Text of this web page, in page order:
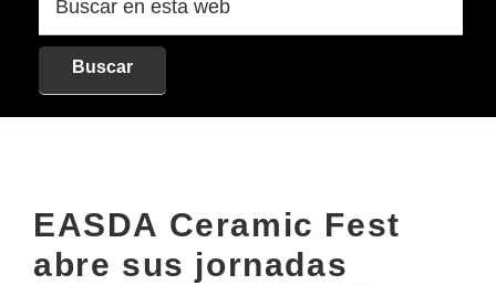
web
EASDA Ceramic Fest
abre sus jornadas